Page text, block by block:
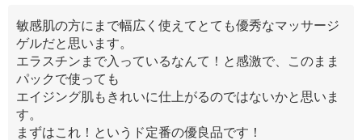
敏感肌の方にまで幅広く使えてとても優秀なマッサージ
ゲルだと思います。
エラスチンまで入っているなんて！と感激で、このまま
パックで使っても
エイジング肌もきれいに仕上がるのではないかと思いま
す。
まずはこれ！というド定番の優良品です！